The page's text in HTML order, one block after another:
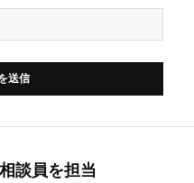
談員を担当